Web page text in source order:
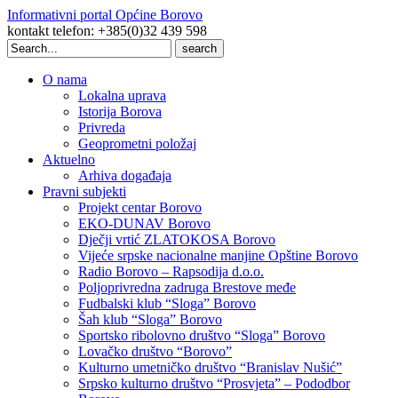
Informativni portal Općine Borovo
kontakt telefon: +385(0)32 439 598
Search
for:
O nama
Lokalna uprava
Istorija Borova
Privreda
Geoprometni položaj
Aktuelno
Arhiva događaja
Pravni subjekti
Projekt centar Borovo
EKO-DUNAV Borovo
Dječji vrtić ZLATOKOSA Borovo
Vijeće srpske nacionalne manjine Opštine Borovo
Radio Borovo – Rapsodija d.o.o.
Poljoprivredna zadruga Brestove međe
Fudbalski klub “Sloga” Borovo
Šah klub “Sloga” Borovo
Sportsko ribolovno društvo “Sloga” Borovo
Lovačko društvo “Borovo”
Kulturno umetničko društvo “Branislav Nušić”
Srpsko kulturno društvo “Prosvjeta” – Pododbor